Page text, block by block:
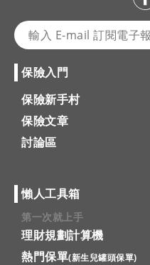
保險入門
保險新手村
保險文章
討論區
懶人工具箱
第一次就上手
理財規劃計算機
熱門保單(新生兒罐頭保單)